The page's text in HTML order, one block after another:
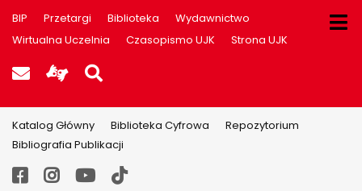
BIP Przetargi Biblioteka
Wydawnictwo
Wirtualna Uczelnia
Czasopismo UJK Strona UJK
Poczta UJK
Informacje dla użytkowników
Szukaj na stronie
Katalog Główny Biblioteka Cyfrowa
Repozytorium
Bibliografia Publikacji
Facebook
Instagram
YouTube
TikTok